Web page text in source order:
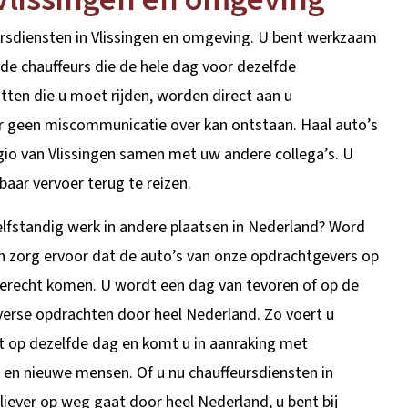
in Vlissingen en omgeving. U bent werkzaam
chauffeurs die de hele dag voor dezelfde
die u moet rijden, worden direct aan u
miscommunicatie over kan ontstaan. Haal auto’s
van Vlissingen samen met uw andere collega’s. U
vervoer terug te reizen.
werk in andere plaatsen in Nederland? Word
ervoor dat de auto’s van onze opdrachtgevers op
komen. U wordt een dag van tevoren of op de
opdrachten door heel Nederland. Zo voert u
dezelfde dag en komt u in aanraking met
nieuwe mensen. Of u nu chauffeursdiensten in
op weg gaat door heel Nederland, u bent bij